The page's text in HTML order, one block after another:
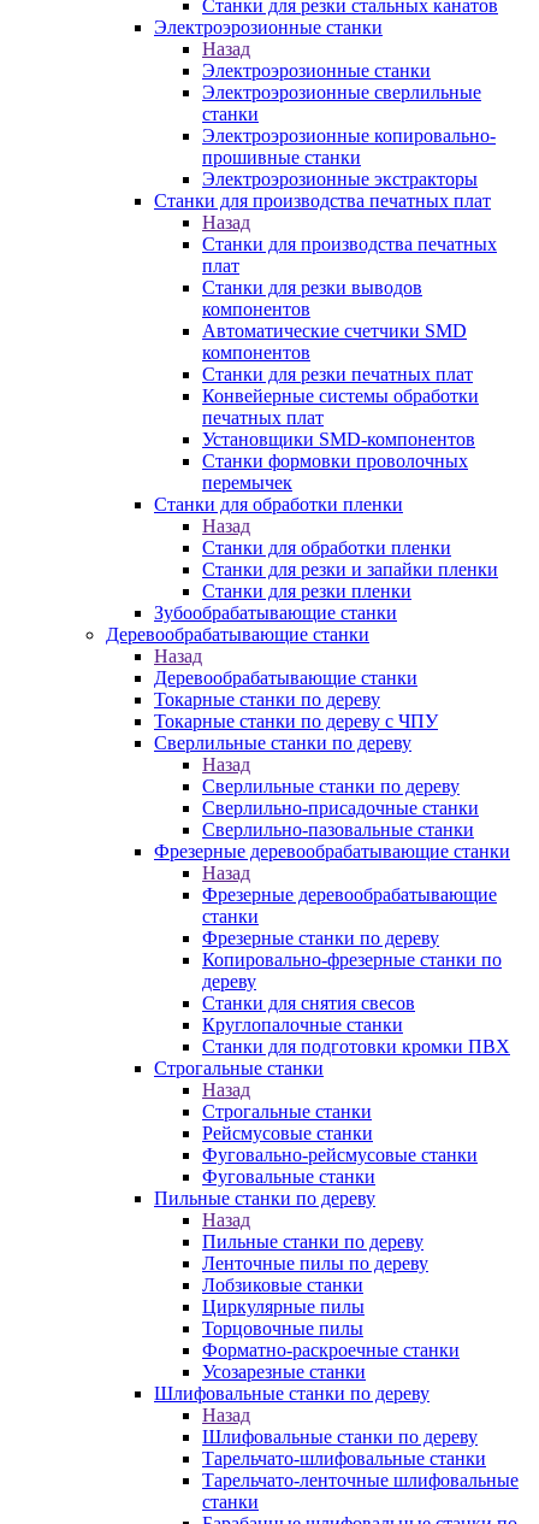
Станки для резки стальных канатов
Электроэрозионные станки
Назад
Электроэрозионные станки
Электроэрозионные сверлильные
станки
Электроэрозионные копировально-
прошивные станки
Электроэрозионные экстракторы
Станки для производства печатных плат
Назад
Станки для производства печатных
плат
Станки для резки выводов
компонентов
Автоматические счетчики SMD
компонентов
Станки для резки печатных плат
Конвейерные системы обработки
печатных плат
Установщики SMD-компонентов
Станки формовки проволочных
перемычек
Станки для обработки пленки
Назад
Станки для обработки пленки
Станки для резки и запайки пленки
Станки для резки пленки
Зубообрабатывающие станки
Деревообрабатывающие станки
Назад
Деревообрабатывающие станки
Токарные станки по дереву
Токарные станки по дереву с ЧПУ
Сверлильные станки по дереву
Назад
Сверлильные станки по дереву
Сверлильно-присадочные станки
Сверлильно-пазовальные станки
Фрезерные деревообрабатывающие станки
Назад
Фрезерные деревообрабатывающие
станки
Фрезерные станки по дереву
Копировально-фрезерные станки по
дереву
Станки для снятия свесов
Круглопалочные станки
Станки для подготовки кромки ПВХ
Строгальные станки
Назад
Строгальные станки
Рейсмусовые станки
Фуговально-рейсмусовые станки
Фуговальные станки
Пильные станки по дереву
Назад
Пильные станки по дереву
Ленточные пилы по дереву
Лобзиковые станки
Циркулярные пилы
Торцовочные пилы
Форматно-раскроечные станки
Усозарезные станки
Шлифовальные станки по дереву
Назад
Шлифовальные станки по дереву
Тарельчато-шлифовальные станки
Тарельчато-ленточные шлифовальные
станки